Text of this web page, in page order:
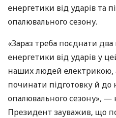
енергетики від ударів та
опалювального сезону.
«Зараз треба поєднати
енергетики від ударів у
наших людей електрикою,
починати підготовку й до
опалювального сезону», —
Президент зауважив, що